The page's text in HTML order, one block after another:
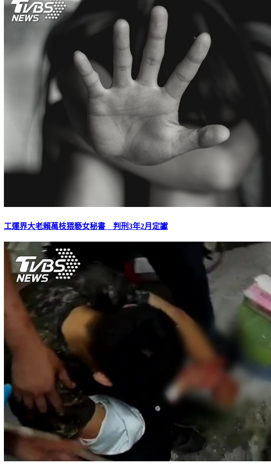
工運界大老賴萬枝猥褻女秘書 判刑3年2月定讞